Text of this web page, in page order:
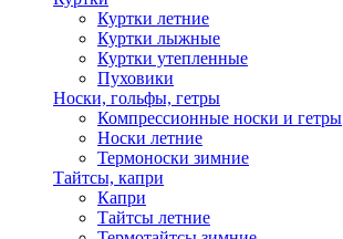
Куртки летние
Куртки лыжные
Куртки утепленные
Пуховики
Носки, гольфы, гетры
Компрессионные носки и гетры
Носки летние
Термоноски зимние
Тайтсы, капри
Капри
Тайтсы летние